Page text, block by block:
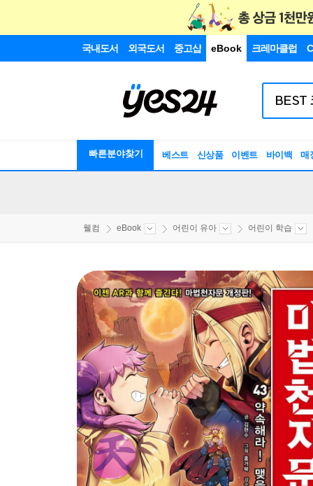
국내도서 외국도서 중고샵 eBook 크레마클럽
빠른분야찾기 베스트 신상품 이벤트 바이백 매
웰컴 eBook 어린이 유아 어린이 학습